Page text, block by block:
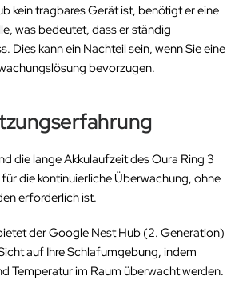
kein tragbares Gerät ist, benötigt er eine
was bedeutet, dass er ständig
Dies kann ein Nachteil sein, wenn Sie eine
bevorzugen.
die lange Akkulaufzeit des Oura Ring 3
die kontinuierliche Überwachung, ohne
erforderlich ist.
der Google Nest Hub (2. Generation)
auf Ihre Schlafumgebung, indem
Temperatur im Raum überwacht werden.